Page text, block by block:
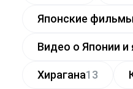
Японские фильмы
Видео о Японии
Хирагана13